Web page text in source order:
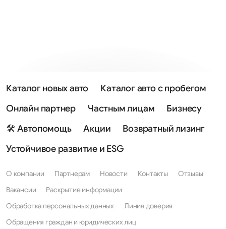
Каталог новых авто
Каталог авто с пробегом
Онлайн партнер
Частным лицам
Бизнесу
🛠 Автопомощь
Акции
Возвратный лизинг
Устойчивое развитие и ESG
О компании Партнерам Новости Контакты
Отзывы
Вакансии
Раскрытие информации
Обработка персональных данных
Линия доверия
Обращения граждан и юридических лиц